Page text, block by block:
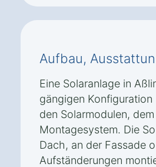
Aufbau,
Eine Solaranlage in
gängigen
den Solarmodulen,
Montagesystem. Die
Dach, an der Fassade
Aufständerungen